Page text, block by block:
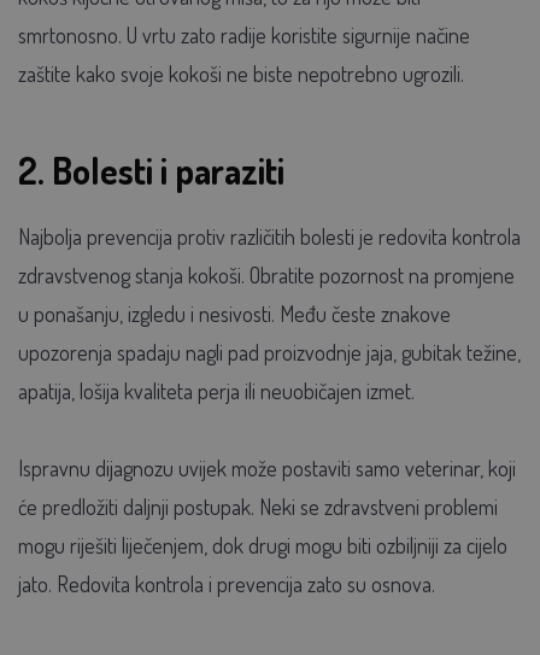
smrtonosno. U vrtu zato radije koristite sigurnije načine
zaštite kako svoje kokoši ne biste nepotrebno ugrozili.
2. Bolesti i paraziti
Najbolja prevencija protiv različitih bolesti je redovita kontrola
zdravstvenog stanja kokoši. Obratite pozornost na promjene
u ponašanju, izgledu i nesivosti. Među česte znakove
upozorenja spadaju nagli pad proizvodnje jaja, gubitak težine,
apatija, lošija kvaliteta perja ili neuobičajen izmet.
Ispravnu dijagnozu uvijek može postaviti samo veterinar, koji
će predložiti daljnji postupak. Neki se zdravstveni problemi
mogu riješiti liječenjem, dok drugi mogu biti ozbiljniji za cijelo
jato. Redovita kontrola i prevencija zato su osnova.